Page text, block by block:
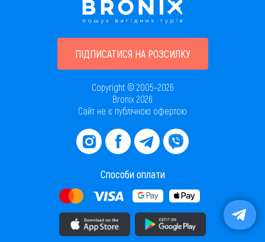
ПІДПИСАТИСЯ НА РОЗСИЛКУ
Copyright © 2005–2026
Bronix 2026
Сайт не є публічною офертою
Способи оплати
Завантажити додаток в AppStore Завантажити додаток в PlayMarket